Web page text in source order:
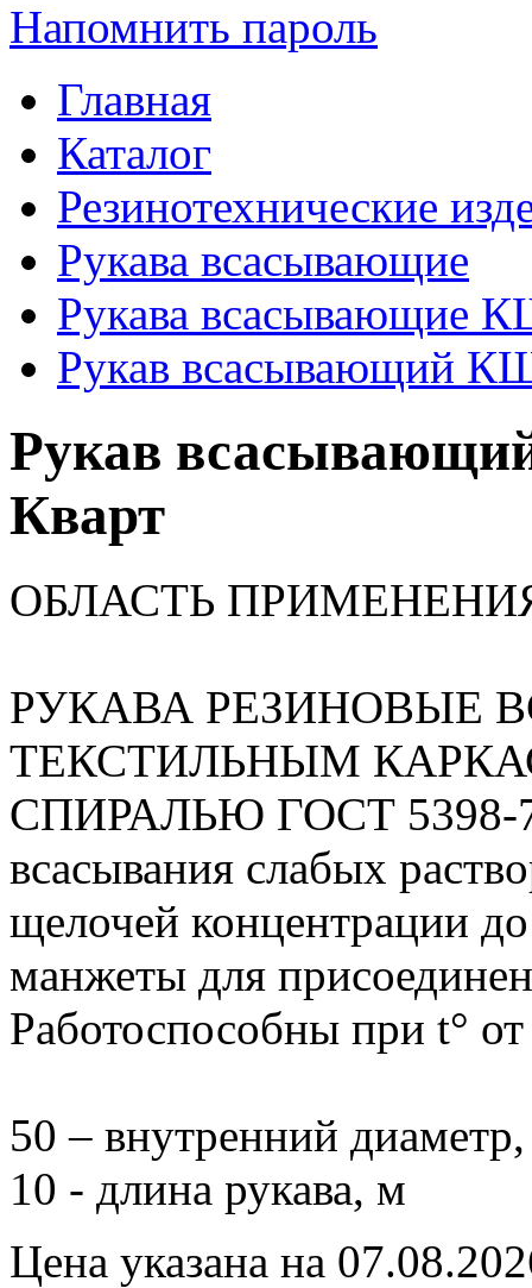
Напомнить пароль
Главная
Каталог
Резинотехнические
Рукава всасывающие
Рукава всасывающие
Рукав всасывающий
Рукав
Кварт
ОБЛАСТЬ
РУКАВА РЕЗИНОВЫЕ
ТЕКСТИЛЬНЫМ
СПИРАЛЬЮ ГОСТ 5398-
всасывания слабых
щелочей концентрации
манжеты для
Работоспособны при t°
50 – внутренний
10 - длина рукава, м
Цена указана на